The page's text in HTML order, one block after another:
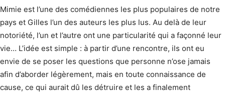
Mimie est l’une des comédiennes les plus populaires de notre
pays et Gilles l’un des auteurs les plus lus. Au delà de leur
notoriété, l’un et l’autre ont une particularité qui a façonné leur
vie… L’idée est simple : à partir d’une rencontre, ils ont eu
envie de se poser les questions que personne n’ose jamais
afin d’aborder légèrement, mais en toute connaissance de
cause, ce qui aurait dû les détruire et les a finalement